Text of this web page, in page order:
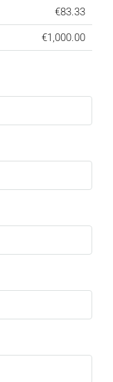
€83.33
€1,000.00